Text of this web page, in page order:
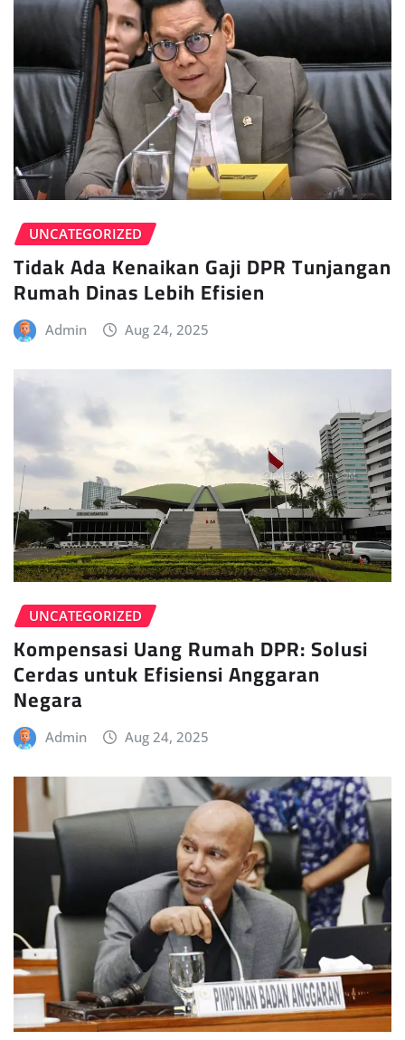
UNCATEGORIZED
Tidak Ada Kenaikan Gaji DPR Tunjangan
Rumah Dinas Lebih Efisien
Admin Aug 24, 2025
UNCATEGORIZED
Kompensasi Uang Rumah DPR: Solusi
Cerdas untuk Efisiensi Anggaran
Negara
Admin Aug 24, 2025